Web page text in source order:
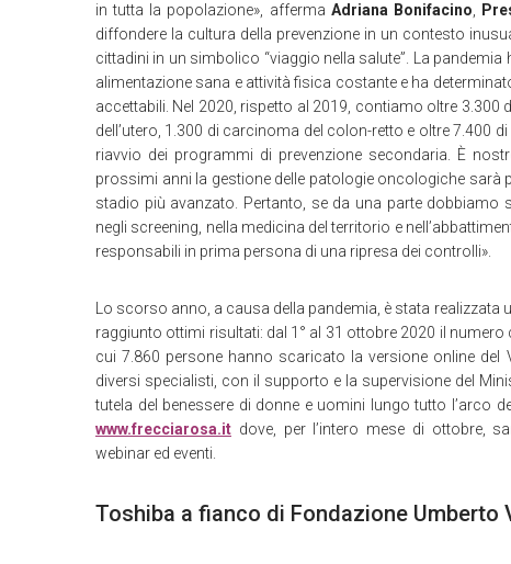
in tutta la popolazione», afferma Adriana Bonifacino
diffondere la cultura della prevenzione in un contesto
cittadini in un simbolico “viaggio nella salute”. La
alimentazione sana e attività fisica costante e ha
accettabili. Nel 2020, rispetto al 2019, contiamo oltre
dell’utero, 1.300 di carcinoma del colon-retto e oltre 7.400
riavvio dei programmi di prevenzione secondaria. È
prossimi anni la gestione delle patologie oncologiche
stadio più avanzato. Pertanto, se da una parte dobbiamo
negli screening, nella medicina del territorio e
responsabili in prima persona di una ripresa dei controlli».
Lo scorso anno, a causa della pandemia, è stata realizzata
raggiunto ottimi risultati: dal 1° al 31 ottobre 2020 il
cui 7.860 persone hanno scaricato la versione online del
diversi specialisti, con il supporto e la supervisione del
tutela del benessere di donne e uomini lungo tutto l’arco
www.frecciarosa.it dove, per l’intero mese di ottobre,
webinar ed eventi.
Toshiba a fianco di Fondazione Umberto